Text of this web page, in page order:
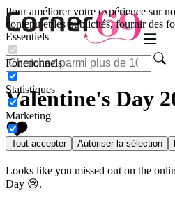
Pour améliorer votre expérience sur
contenu et les publicités, fournir des
Essentiels
Fonctionnels
Statistiques
Marketing
Tout accepter Autoriser la sélection
Valentine's Day
❤️
Looks like you missed out on the
Day 😢.